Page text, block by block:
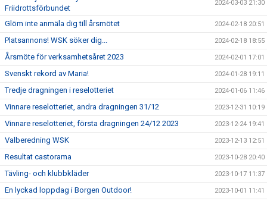
Friidrottsförbundet
2024-03-03 21:30
Glöm inte anmäla dig till årsmötet 2024-02-18 20:51
Platsannons! WSK söker dig... 2024-02-18 18:55
Årsmöte för verksamhetsåret 2023 2024-02-01 17:01
Svenskt rekord av Maria! 2024-01-28 19:11
Tredje dragningen i reselotteriet 2024-01-06 11:46
Vinnare reselotteriet, andra dragningen 31/12 2023-12-31 10:19
Vinnare reselotteriet, första dragningen 24/12 2023 2023-12-24 19:41
Valberedning WSK 2023-12-13 12:51
Resultat castorama 2023-10-28 20:40
Tävling- och klubbkläder 2023-10-17 11:37
En lyckad loppdag i Borgen Outdoor! 2023-10-01 11:41